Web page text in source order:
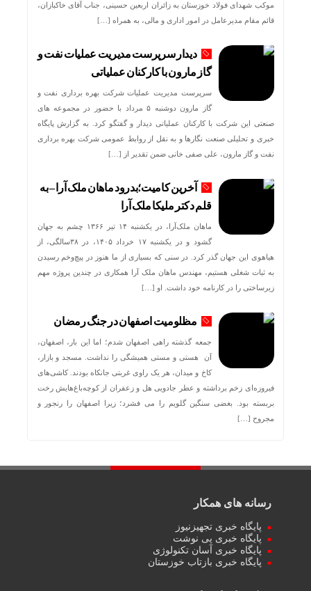
موکب شهدای فولاد خوزستان به زائران اربعین حسینی، جناب آقای خاکبازان،
قائم مقام مدیرعامل در امور اداری و مالی، به همراه […]
دیدار سرپرست مدیریت عملیات نفت و
گاز مارون با کارکنان عملیاتی
سرپرست مدیریت عملیات شرکت بهره برداری نفت و
گاز مارون دوشنبه ۵ مرداد با حضور در مجموعه های
صنعتی این شرکت با کارکنان عملیاتی دیدار و گفتگو کرد. به گزارش پایگاه
خبری و تحلیلی صنعت نگارها و به نقل از روابط عمومی شرکت بهره برداری
نفت و گاز مارون، علی صفی خانی ضمن تقدیر از […]
آخرین کامیت؛بدرود ماهان ملک آرا – به
قلم دکتر ملیکا ملک آرا
ماهان ملک‌آرا، در یکشنبه ۱۴ تیر ۱۳۶۶ چشم به جهان
گشود و در یکشنبه ۱۷ خرداد ۱۴۰۵، در ۳۸سالگی، از
هیاهوی این جهان گذر کرد. در سنی که بسیاری از ما هنوز در پیچ‌وخم رسیدن
به ثبات شغلی هستیم، مهندس ماهان ملک آرا همکاری در چندین پروژه مهم
زیرساختی را در کارنامه خود داشت. او […]
مظلومیت اصفهان در جنگ رمضان
جمعه گذشته راهی اصفهان شدم؛ اما این بار، اصفهان،
آن هستی و مستی همیشگی را نداشت. مسجد و بازار،
کاخ و میدان، هر یک راوی غربتی جانکاه بودند. کاشی‌های
فیروزه‌ای زخم برداشته و عطر جادویی هل و زعفران از کوچه‌باغ‌هایش رخت
بربسته بود. بغضی سنگین گلویم را می فشرد؛ زیرا اصفهان را رنجور و
مجروح […]
رسانه های همکار
پایگاه خبری تجهیزنیوز
پایگاه خبری پی نوشت
پایگاه خبری آسان تکنولوژی
پایگاه خبری بازتاب خوزستان